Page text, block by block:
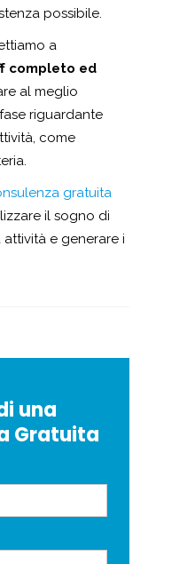
possibile.
a
completo ed
al meglio
riguardante
come
gratuita
il sogno di
e generare i
una
Gratuita